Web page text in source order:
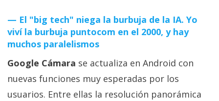
Ciberseguridad
Sistemas
operativos
Profesional
El "big tech" niega la burbuja de la IA. Yo
viví la burbuja puntocom en el 2000, y hay
muchos paralelismos
Google Cámara se actualiza en Android con
nuevas funciones muy esperadas por los
usuarios. Entre ellas la resolución panorámica